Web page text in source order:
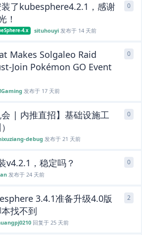
了kubesphere4.2.1，感谢
！
4.x situhouyi发布于 14 天前
0
Makes Solgaleo Raid
Join Pokémon GO Event
发布于 17 天前
0
会 | 内推直招】基础设施工
debug 发布于21 天前
0
v4.2.1，稳定吗？
发布于24 天前
0
3.4.1准备升级4.0版
找不到
回复于25 天前
2